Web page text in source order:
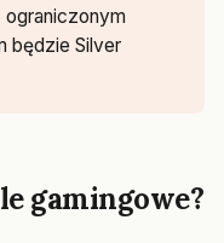
ograniczonym
będzie Silver
gamingowe?